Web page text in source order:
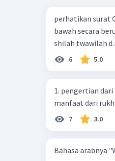
perhatikan surat
bawah secara berurutan?
shilah twawilah
6 5.0
1. pengertian dari
manfaat dari
7 3.0
Bahasa arabnya